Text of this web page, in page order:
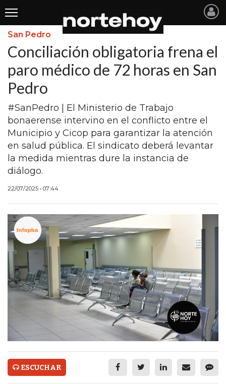
Últimas
Noticias
INICIO
NOTICIAS RECIENTES
SAN NICOLAS
RAMALLO
SAN PEDRO
PROVINCIA
PAIS
ECONOMÍA Y NEGOCIOS
ULTIMAS NOTICIAS
TEMAS DESTACADOS
TECNOLOGÍA
SERVICIOS
PRONÓSTICO
HORÓSCOPO
QUÉ ES
San Pedro
Conciliación obligatoria frena el
paro médico de 72 horas en San
Pedro
#SanPedro | El Ministerio de Trabajo
bonaerense intervino en el conflicto entre el
Municipio y Cicop para garantizar la atención
en salud pública. El sindicato deberá levantar
la medida mientras dure la instancia de
diálogo.
22/07/2025 • 07:44
ESCUCHAR